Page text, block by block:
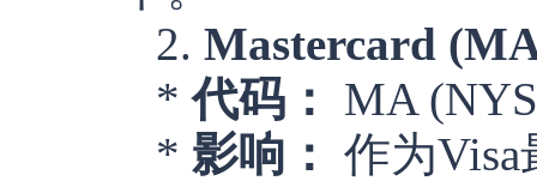
2. Mastercard
*代码：
MA
* 影响： 作为Visa